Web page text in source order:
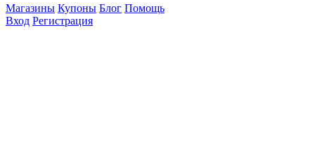
Магазины Купоны Блог Помощь
Вход Регистрация